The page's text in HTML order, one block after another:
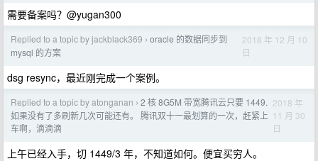
需要备案吗？@yugan300
Replied to a topic by jackblack369 › oracle 的数据同步到
mysql 的方案
2018 年 12 月 10
日
dsg resync，最近刚完成一个案例。
Replied to a topic by atonganan › 2 核 8G5M 带宽腾讯云只要 1449.
如果没有了多刷新几次可能还有。 腾讯双十一最划算的一次，赶紧上
车啊，滴滴滴
2018 年
11 月 30
日
上午已经入手，切 1449/3 年，不知道如何。便宜买穷人。